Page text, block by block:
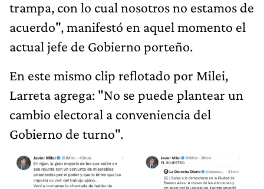
trampa, con lo cual nosotros no estamos de
acuerdo", manifestó en aquel momento el
actual jefe de Gobierno porteño.
En este mismo clip reflotado por Milei,
Larreta agrega: "No se puede plantear un
cambio electoral a conveniencia del
Gobierno de turno".